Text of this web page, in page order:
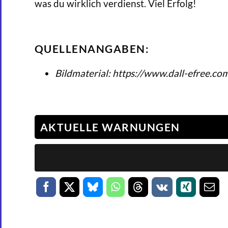
was du wirklich verdienst. Viel Erfolg!
QUELLENANGABEN:
Bildmaterial: https://www.dall-
AKTUELLE WARNUNGEN